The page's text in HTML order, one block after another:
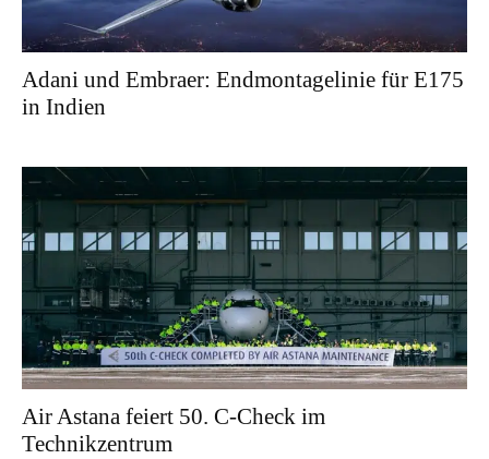
Adani und Embraer: Endmontagelinie für E175
in Indien
Air Astana feiert 50. C-Check im
Technikzentrum